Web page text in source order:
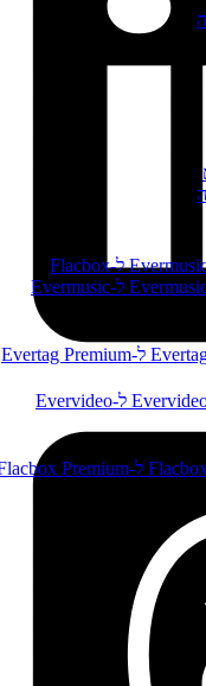
מה ההבדל בין Evermusic ל-Evermusic
מה ההבדל בין Evervideo ל-Evervideo